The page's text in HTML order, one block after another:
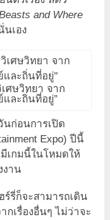
and Where
นเอง
ศษวิทยา จาก
ละถิ่นที่อยู่”
นก่อนการเปิด
Expo) ปีนี้
เกมนี้ในโหมดให้
งาน
รี่ก็จะสามารถเดิน
เรื่องอื่นๆ ไม่ว่าจะ